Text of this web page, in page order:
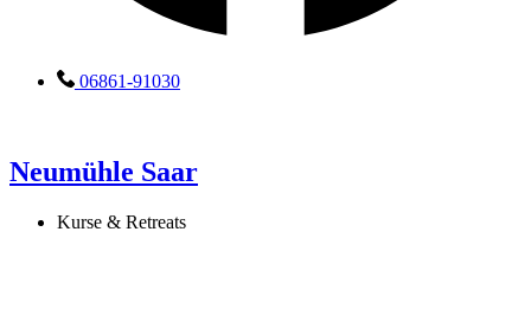
06861-91030
Neumühle Saar
Kurse & Retreats